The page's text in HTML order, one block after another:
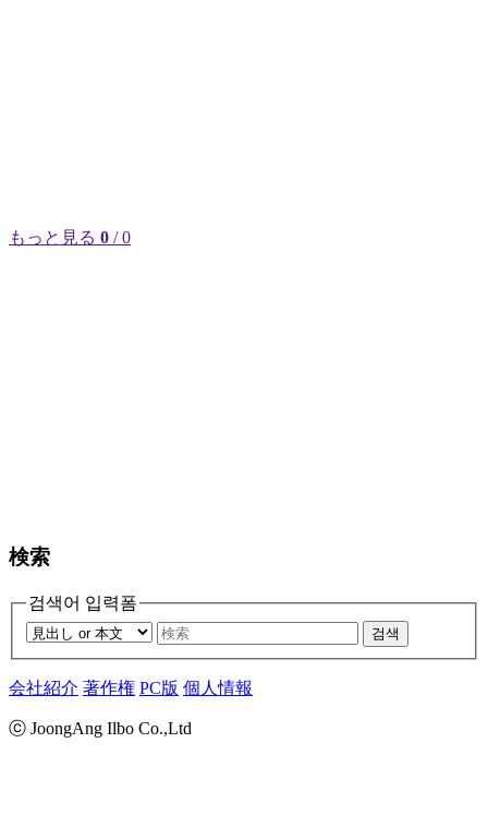
もっと見る 0 / 0
検索
검색어 입력폼
검색
会社紹介 著作権 PC版 個人情報
ⓒ JoongAng Ilbo Co.,Ltd